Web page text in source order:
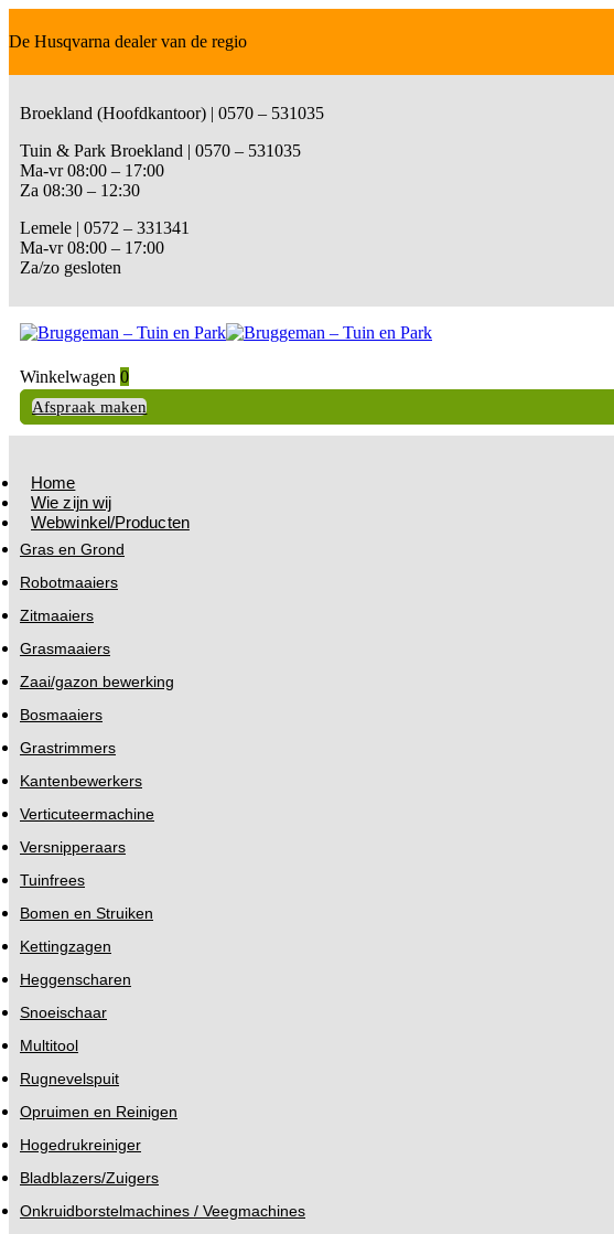
De Husqvarna dealer van de regio
Broekland (Hoofdkantoor) | 0570 – 531035
Tuin & Park Broekland | 0570 – 531035
Ma-vr 08:00 – 17:00
Za 08:30 – 12:30
Lemele | 0572 – 331341
Ma-vr 08:00 – 17:00
Za/zo gesloten
Winkelwagen 0
Afspraak maken
Home
Wie zijn wij
Webwinkel/Producten
Gras en Grond
Robotmaaiers
Zitmaaiers
Grasmaaiers
Zaai/gazon bewerking
Bosmaaiers
Grastrimmers
Kantenbewerkers
Verticuteermachine
Versnipperaars
Tuinfrees
Bomen en Struiken
Kettingzagen
Heggenscharen
Snoeischaar
Multitool
Rugnevelspuit
Opruimen en Reinigen
Hogedrukreiniger
Bladblazers/Zuigers
Onkruidborstelmachines / Veegmachines